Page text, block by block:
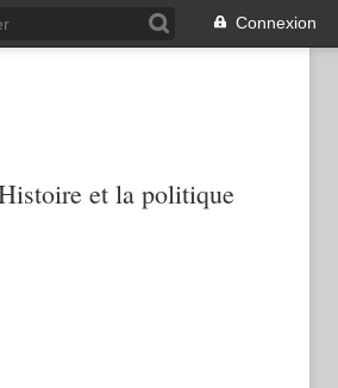
Connexion
et la politique